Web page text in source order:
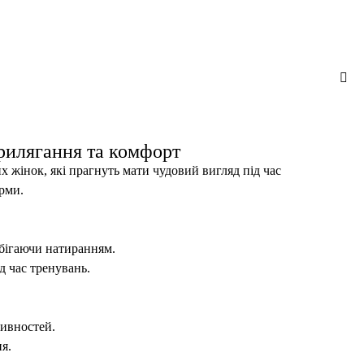
та комфорт
які прагнуть мати чудовий вигляд під час
натиранням.
час тренувань.